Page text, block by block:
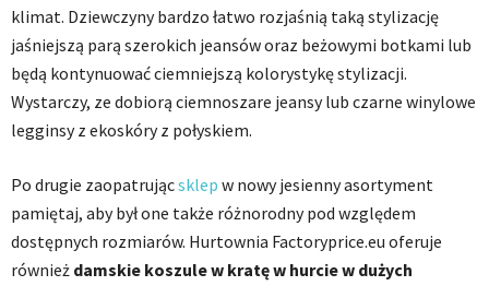
klimat. Dziewczyny bardzo łatwo rozjaśnią taką stylizację
jaśniejszą parą szerokich jeansów oraz beżowymi botkami lub
będą kontynuować ciemniejszą kolorystykę stylizacji.
Wystarczy, ze dobiorą ciemnoszare jeansy lub czarne winylowe
legginsy z ekoskóry z połyskiem.
Po drugie zaopatrującsklep w nowy jesienny asortyment
pamiętaj, aby był one także różnorodny pod względem
dostępnych rozmiarów. Hurtownia Factoryprice.eu oferuje
również damskie koszule w kratę w hurcie w dużych